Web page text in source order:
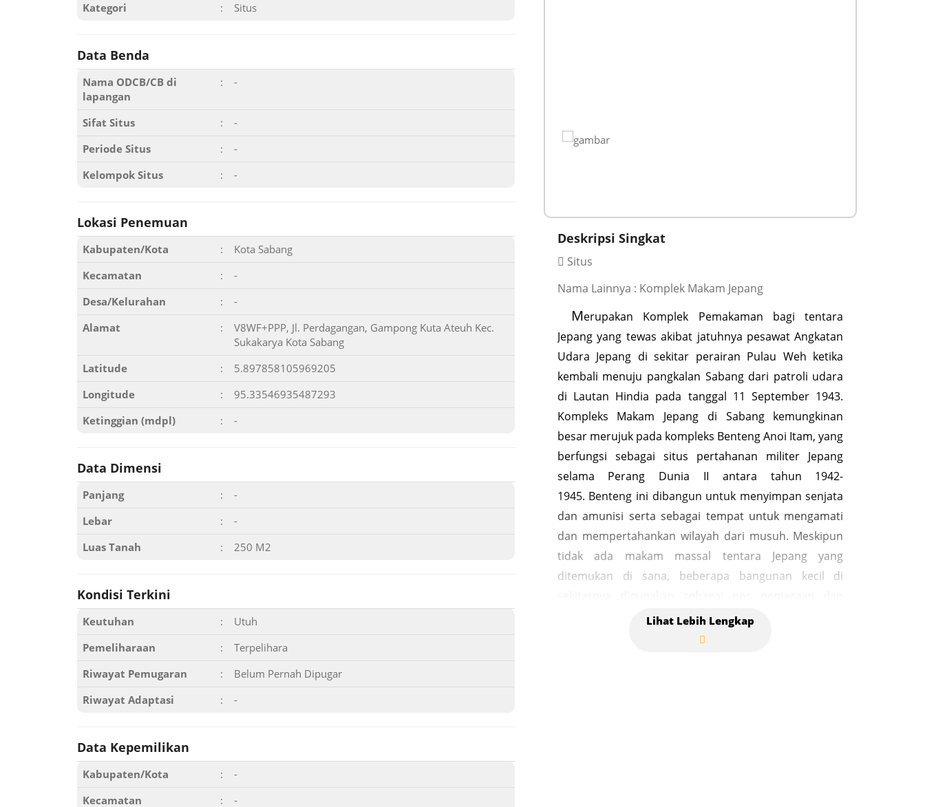
Kategori
: Situs
Data Benda
Nama ODCB/CB di
lapangan
: -
Sifat Situs :
-
Periode Situs
:
-
Kelompok Situs
: -
Lokasi Penemuan
Kabupaten/Kota :
Kota Sabang
Kecamatan
:
-
Desa/Kelurahan
:
-
Alamat
:
V8WF+PPP, Jl. Perdagangan, Gampong Kuta Ateuh Kec.
Sukakarya Kota Sabang
Latitude
:
5.897858105969205
Longitude
:
95.33546935487293
Ketinggian (mdpl)
: -
Data Dimensi
Panjang :
-
Lebar
:
-
Luas Tanah
: 250 M2
Kondisi Terkini
Keutuhan :
Utuh
Pemeliharaan
:
Terpelihara
Riwayat Pemugaran
:
Belum Pernah Dipugar
Riwayat Adaptasi
: -
Data Kepemilikan
Kabupaten/Kota :
-
Kecamatan
:
-
Deskripsi Singkat
Situs
Nama Lainnya : Komplek Makam Jepang
Merupakan Komplek Pemakaman bagi tentara
Jepang yang tewas akibat jatuhnya pesawat Angkatan
Udara Jepang di sekitar perairan Pulau Weh ketika
kembali menuju pangkalan Sabang dari patroli udara
di Lautan Hindia pada tanggal 11 September 1943.
Kompleks Makam Jepang di Sabang kemungkinan
besar merujuk pada kompleks Benteng Anoi Itam, yang
berfungsi sebagai situs pertahanan militer Jepang
selama Perang Dunia II antara tahun 1942-
1945. Benteng ini dibangun untuk menyimpan senjata
dan amunisi serta sebagai tempat untuk mengamati
dan mempertahankan wilayah dari musuh. Meskipun
tidak ada makam massal tentara Jepang yang
ditemukan di sana, beberapa bangunan kecil di
pengintaian. Kompleks Makam Jepang di
Sabang adalah tempat pemakaman bagi tentara